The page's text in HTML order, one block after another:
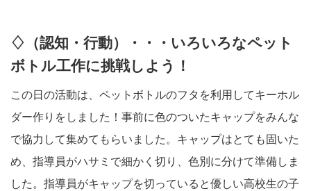
♢（認知・行動）・・・いろいろなペット
ボトル工作に挑戦しよう！
この日の活動は、ペットボトルのフタを利用してキーホル
ダー作りをしました！事前に色のついたキャップをみんな
で協力して集めてもらいました。キャップはとても固いた
め、指導員がハサミで細かく切り、色別に分けて準備しま
した。指導員がキャップを切っていると優しい高校生の子